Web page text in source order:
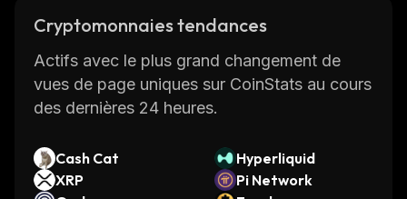
Cryptomonnaies tendances
Actifs avec le plus grand changement de
vues de page uniques sur CoinStats au cours
des dernières 24 heures.
Cash Cat
Hyperliquid
XRP
Pi Network